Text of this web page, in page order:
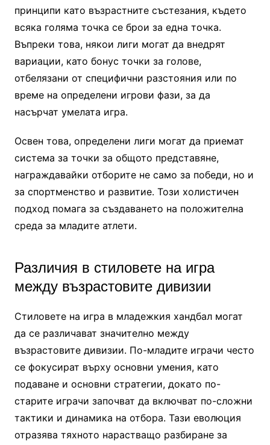
принципи като възрастните състезания, където
всяка голяма точка се брои за една точка.
Въпреки това, някои лиги могат да внедрят
вариации, като бонус точки за голове,
отбелязани от специфични разстояния или по
време на определени игрови фази, за да
насърчат умелата игра.
Освен това, определени лиги могат да приемат
система за точки за общото представяне,
награждавайки отборите не само за победи, но и
за спортменство и развитие. Този холистичен
подход помага за създаването на положителна
среда за младите атлети.
Различия в стиловете на игра
между възрастовите дивизии
Стиловете на игра в младежкия хандбал могат
да се различават значително между
възрастовите дивизии. По-младите играчи често
се фокусират върху основни умения, като
подаване и основни стратегии, докато по-
старите играчи започват да включват по-сложни
тактики и динамика на отбора. Тази еволюция
отразява тяхното нарастващо разбиране за